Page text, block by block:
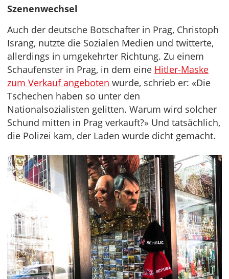
Szenenwechsel
Auch der deutsche Botschafter in Prag, Christoph
Israng, nutzte die Sozialen Medien und twitterte,
allerdings in umgekehrter Richtung. Zu einem
Schaufenster in Prag, in dem eine Hitler-Maske
zum Verkauf angeboten wurde, schrieb er: «Die
Tschechen haben so unter den
Nationalsozialisten gelitten. Warum wird solcher
Schund mitten in Prag verkauft?» Und tatsächlich,
die Polizei kam, der Laden wurde dicht gemacht.